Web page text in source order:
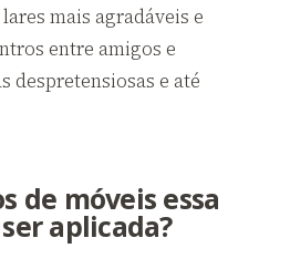
mais agradáveis e
entre amigos e
despretensiosas e até
de móveis essa
aplicada?